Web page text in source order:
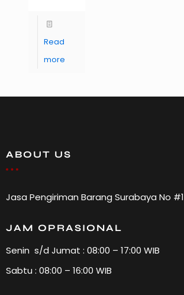
Read
more
ABOUT US
Jasa Pengiriman Barang Surabaya No #1
JAM OPRASIONAL
Senin s/d Jumat : 08:00 – 17:00 WIB
Sabtu : 08:00 – 16:00 WIB